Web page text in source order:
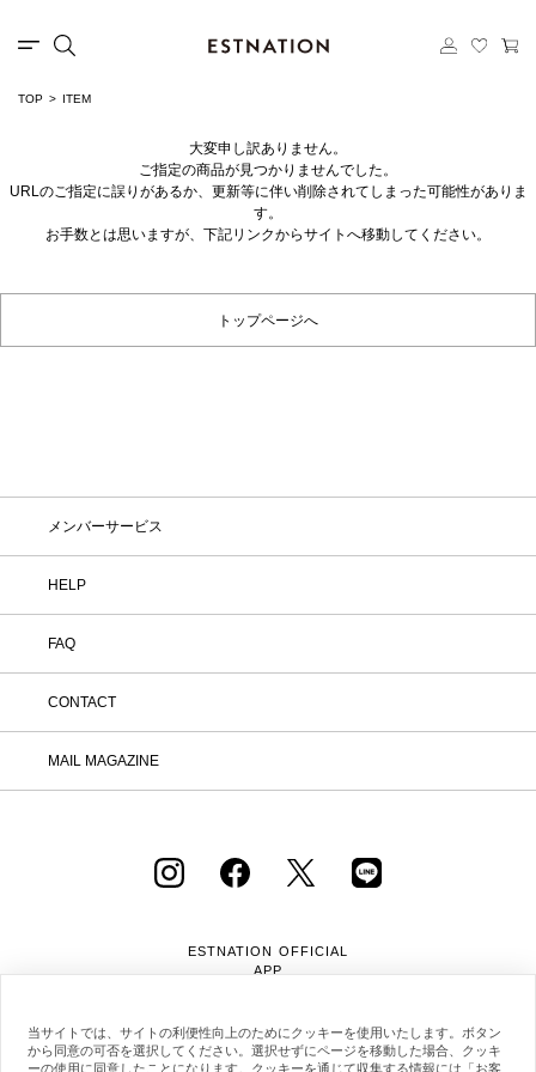
TOP ITEM
大変申し訳ありません。
ご指定の商品が見つかりませんでした。
URLのご指定に誤りがあるか、更新等に伴い削除されてしまった可能性がありま
す。
お手数とは思いますが、下記リンクからサイトへ移動してください。
トップページへ
メンバーサービス
HELP
FAQ
CONTACT
MAIL MAGAZINE
ESTNATION OFFICIAL
APP
当サイトでは、サイトの利便性向上のためにクッキーを使用いたします。ボタン
から同意の可否を選択してください。選択せずにページを移動した場合、クッキ
ーの使用に同意したことになります。クッキーを通じて収集する情報には「お客